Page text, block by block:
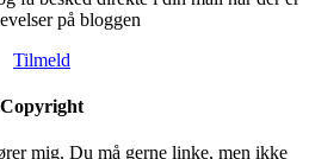
på bloggen
Tilmeld
Copyright
mig. Du må gerne linke, men ikke